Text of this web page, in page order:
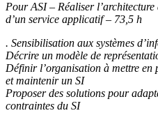
Pour ASI – Réaliser
d’un service applicatif – 73,5 h
. Sensibilisation aux systèmes
Décrire un modèle de
Définir l’organisation à mettre
et maintenir un SI
Proposer des solutions pour
contraintes du SI